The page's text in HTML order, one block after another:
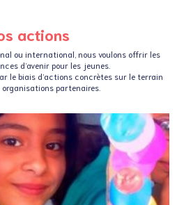
actions
ou international, nous voulons offrir les
d’avenir pour les jeunes.
le biais d’actions concrètes sur le terrain
organisations partenaires.